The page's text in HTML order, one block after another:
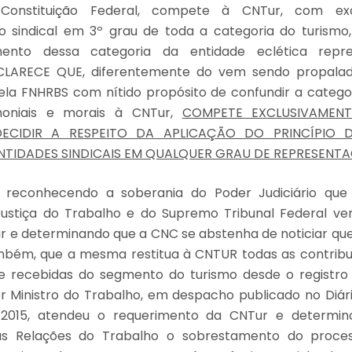
Federal, compete à CNTur, com
sindical em 3º grau de toda a categoria do
dessa categoria da entidade eclética
QUE, diferentemente do vem sendo
FNHRBS com nítido propósito de confundir a
e morais à CNTur, COMPETE
A RESPEITO DA APLICAÇÃO DO PRINCÍPIO
SINDICAIS EM QUALQUER GRAU DE
reconhecendo a soberania do Poder Judiciário
do Trabalho e do Supremo Tribunal Federal
e determinando que a CNC se abstenha de noticiar
que a mesma restitua à CNTUR todas as
recebidas do segmento do turismo desde o
Ministro do Trabalho, em despacho publicado no
atendeu o requerimento da CNTur e
Relações do Trabalho o sobrestamento do